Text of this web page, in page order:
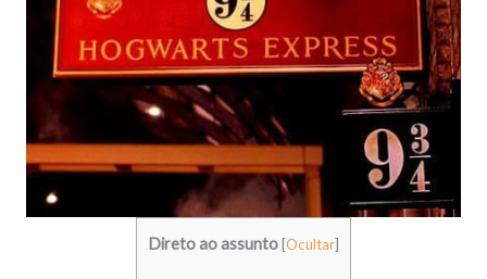
Direto ao assunto [Ocultar]